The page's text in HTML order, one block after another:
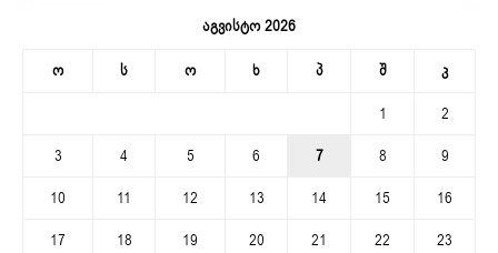
აგვისტო 2026
ო ს ო ხ პ შ კ
1
2
3
4 5 6 7 8
9
10
11 12 13 14 15
16
17
18 19 20 21 22
23